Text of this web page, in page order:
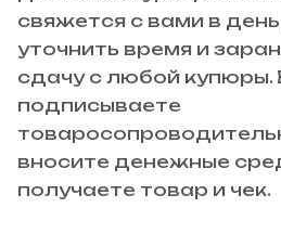
свяжется с вами в
уточнить время и
сдачу с любой купюры.
подписываете
вносите денежные
получаете товар и чек.